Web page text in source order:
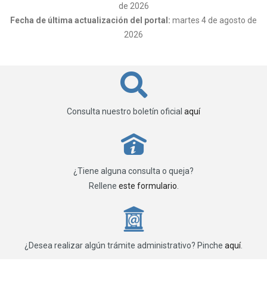
de 2026
Fecha de última actualización del portal: martes 4 de agosto de
2026
Consulta nuestro boletín oficial aquí
P
¿Tiene alguna consulta o queja?
Rellene este formulario
_
¿Desea realizar algún trámite administrativo? Pinche aquí.